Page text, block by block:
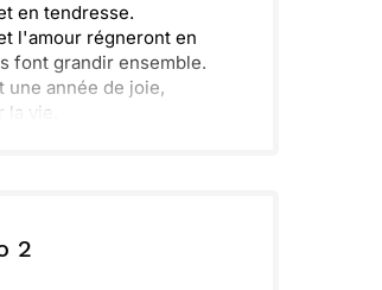
en tendresse.
l'amour régneront en
font grandir ensemble.
une année de joie,
vie.
2